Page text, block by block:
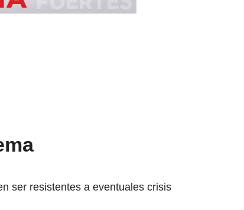
ser resistentes a eventuales crisis